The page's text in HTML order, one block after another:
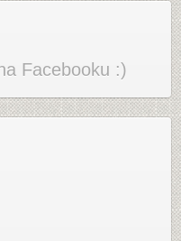
Facebooku :)